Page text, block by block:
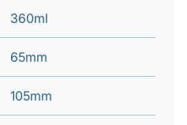
360ml
65mm
105mm